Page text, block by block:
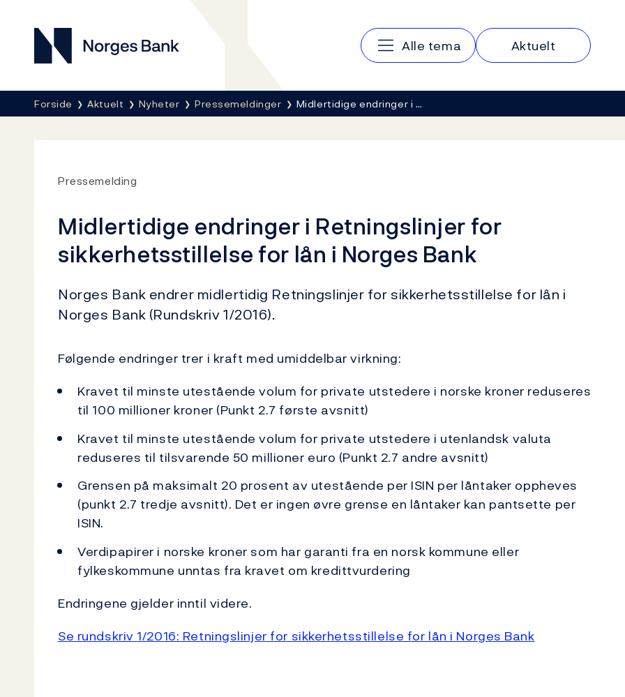
Norges Bank
Hovedmeny
Alle tema Aktuelt
Her er du nå:
Forside Aktuelt Nyheter Pressemeldinger Midlertidige endringer i …
Pressemelding
Midlertidige endringer i Retningslinjer for
sikkerhetsstillelse for lån i Norges Bank
Norges Bank endrer midlertidig Retningslinjer for sikkerhetsstillelse for lån i
Norges Bank (Rundskriv 1/2016).
Følgende endringer trer i kraft med umiddelbar virkning:
Kravet til minste utestående volum for private utstedere i norske kroner reduseres
til 100 millioner kroner (Punkt 2.7 første avsnitt)
Kravet til minste utestående volum for private utstedere i utenlandsk valuta
reduseres til tilsvarende 50 millioner euro (Punkt 2.7 andre avsnitt)
Grensen på maksimalt 20 prosent av utestående per ISIN per låntaker oppheves
(punkt 2.7 tredje avsnitt). Det er ingen øvre grense en låntaker kan pantsette per
ISIN.
Verdipapirer i norske kroner som har garanti fra en norsk kommune eller
fylkeskommune unntas fra kravet om kredittvurdering
Endringene gjelder inntil videre.
Se rundskriv 1/2016: Retningslinjer for sikkerhetsstillelse for lån i Norges Bank